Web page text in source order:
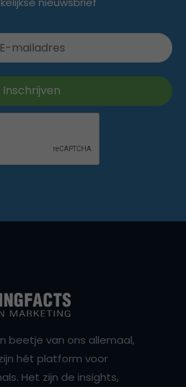
beetje van ons allemaal,
hét platform voor
Het zijn de insights,